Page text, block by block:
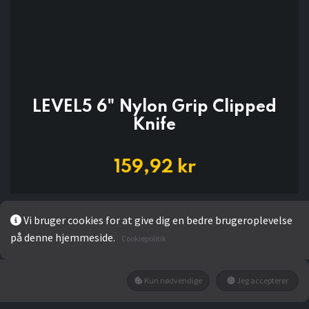
LEVEL5 6" Nylon Grip Clipped
Knife
159,92 kr
LÆG I KURV
Vi bruger cookies for at give dig en bedre brugeroplevelse
på denne hjemmeside.
Cookiepolitik
Kun nødvendige Jeg accepterer